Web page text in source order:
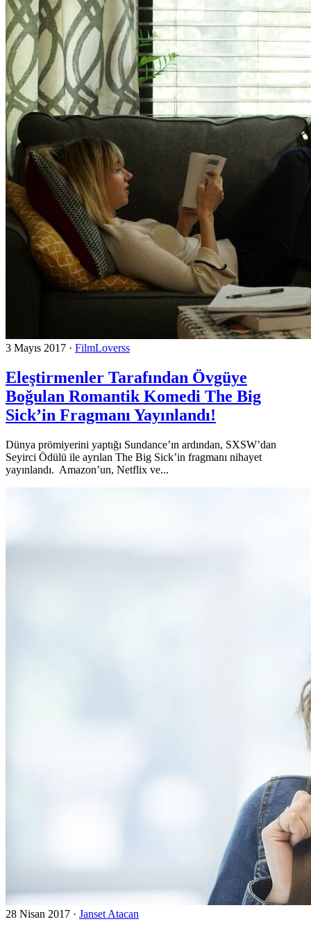
3 Mayıs 2017 · FilmLoverss
Eleştirmenler Tarafından Övgüye
Boğulan Romantik Komedi The Big
Sick’in Fragmanı Yayınlandı!
Dünya prömiyerini yaptığı Sundance’ın ardından, SXSW’dan
Seyirci Ödülü ile ayrılan The Big Sick’in fragmanı nihayet
yayınlandı. Amazon’un, Netflix ve...
28 Nisan 2017 · Janset Atacan